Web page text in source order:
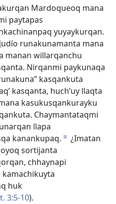
Mardoqueoq mana
paytapas
yuyaykurqan.
runakunamanta mana
manan willarqanchu
Nirqanmi paykunaqa
kasqankuta
kasqanta, huch’uy llaqta
kasukusqankurayku
Chaymantataqmi
llapa
kanankupaq. d ¿Imatan
sortijanta
chhaynapi
huk
3:5-10).